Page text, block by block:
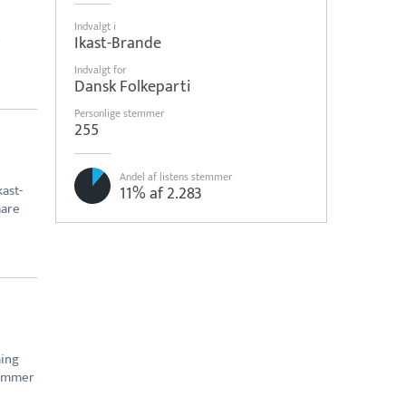
Indvalgt i
Ikast-Brande
Indvalgt for
Dansk Folkeparti
Personlige stemmer
255
Andel af listens stemmer
11% af 2.283